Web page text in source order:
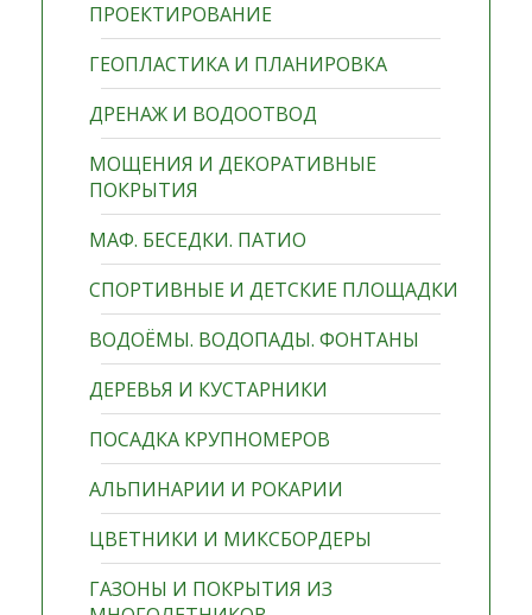
ПРОЕКТИРОВАНИЕ
ГЕОПЛАСТИКА И ПЛАНИРОВКА
ДРЕНАЖ И ВОДООТВОД
МОЩЕНИЯ И ДЕКОРАТИВНЫЕ
ПОКРЫТИЯ
МАФ. БЕСЕДКИ. ПАТИО
СПОРТИВНЫЕ И ДЕТСКИЕ ПЛОЩАДКИ
ВОДОЁМЫ. ВОДОПАДЫ. ФОНТАНЫ
ДЕРЕВЬЯ И КУСТАРНИКИ
ПОСАДКА КРУПНОМЕРОВ
АЛЬПИНАРИИ И РОКАРИИ
ЦВЕТНИКИ И МИКСБОРДЕРЫ
ГАЗОНЫ И ПОКРЫТИЯ ИЗ